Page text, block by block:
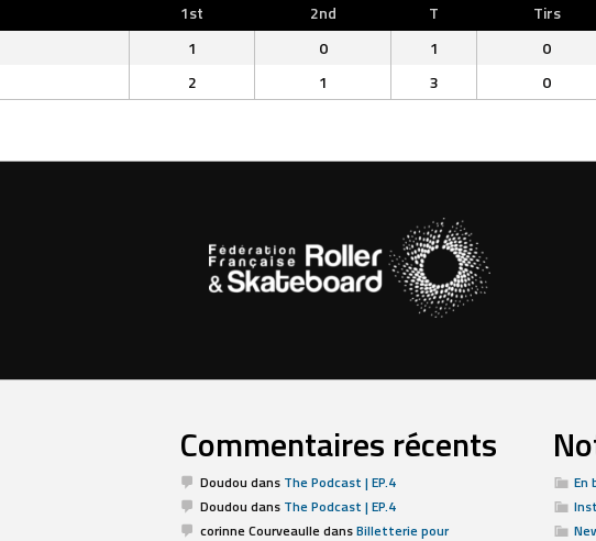
1st 2nd T Tirs
1 0 1 0
2 1 3 0
Commentaires récents
Doudou dans The Podcast | EP.4
Doudou dans The Podcast | EP.4
corinne CourveaulledansBilletterie pour
En